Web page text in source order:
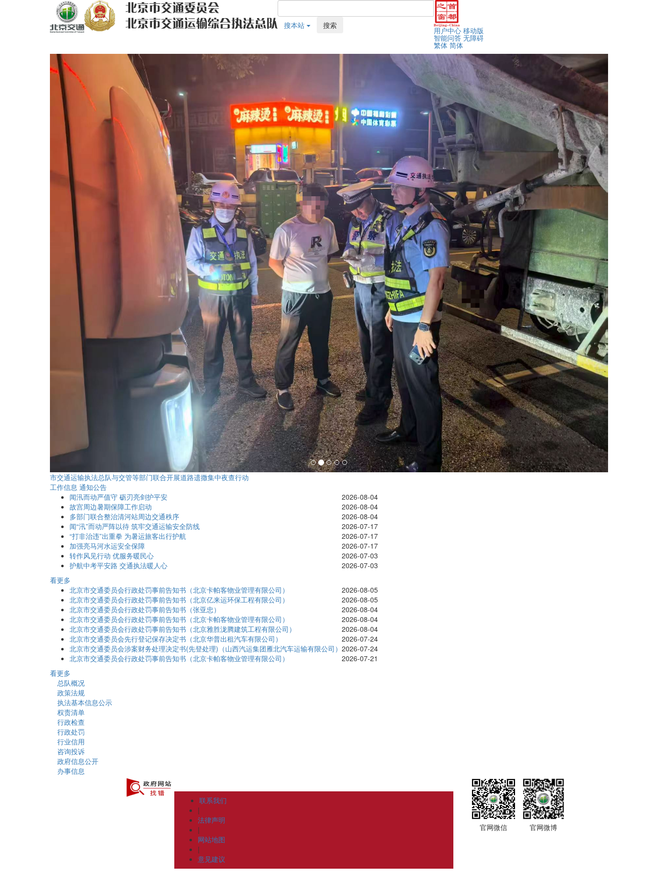
搜本站 搜索
用户中心 移动版
智能问答 无障碍
繁体 简体
市交通运输执法总队执法队员检查涵洞排水设施
工作信息 通知公告
闻汛而动严值守 砺刃亮剑护平安
2026-08-04
故宫周边暑期保障工作启动
2026-08-04
多部门联合整治清河站周边交通秩序
2026-08-04
闻“汛”而动严阵以待 筑牢交通运输安全防线
2026-07-17
“打非治违”出重拳 为暑运旅客出行护航
2026-07-17
加强亮马河水运安全保障
2026-07-17
转作风见行动 优服务暖民心
2026-07-03
护航中考平安路 交通执法暖人心
2026-07-03
看更多
北京市交通委员会行政处罚事前告知书（北京卡帕客物业管理有限公司）
2026-08-05
北京市交通委员会行政处罚事前告知书（北京亿来运环保工程有限公司）
2026-08-05
北京市交通委员会行政处罚事前告知书（张亚忠）
2026-08-04
北京市交通委员会行政处罚事前告知书（北京卡帕客物业管理有限公司）
2026-08-04
北京市交通委员会行政处罚事前告知书（北京雅胜泷腾建筑工程有限公司）
2026-08-04
北京市交通委员会先行登记保存决定书（北京华普出租汽车有限公司）
2026-07-24
北京市交通委员会涉案财务处理决定书(先登处理)（山西汽运集团雁北汽车运输有限公司） 2026-07-24
北京市交通委员会行政处罚事前告知书（北京卡帕客物业管理有限公司）
2026-07-21
看更多
总队概况
政策法规
执法基本信息公示
权责清单
行政检查
行政处罚
行业信用
咨询投诉
政府信息公开
办事信息
联系我们
|
法律声明
|
网站地图
|
意见建议
官网微信 官网微博